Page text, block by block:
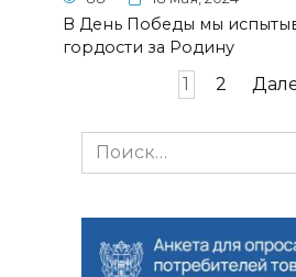
В День Победы мы
гордости за Родину
записям
1 2
Search
for: